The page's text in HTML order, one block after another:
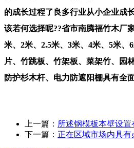
的成长过程了良多行业从小企业成
该若何选择呢??省市南腾福竹木厂
米、2米、2.5米、3米、4米、5米、
片、竹跳板、竹架板、菜架竹、园
防护杉木杆、电力防遮阳棚具有全
上一篇： 所述钢模板本壁设置
下一篇： 正在区域市场内具有